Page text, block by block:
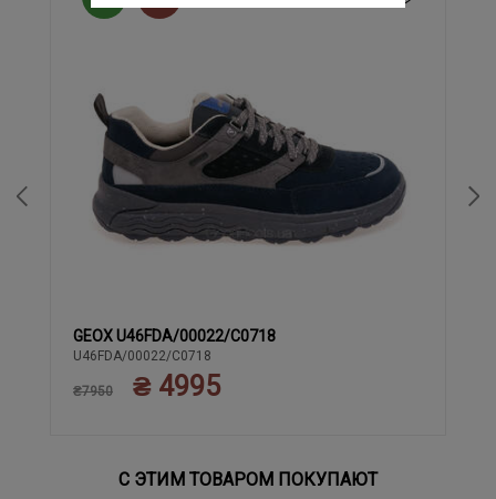
41 42 43 44
GEOX U46FDA/00022/C0718
U46FDA/00022/C0718
₴7950 ₴ 4995
С ЭТИМ ТОВАРОМ ПОКУПАЮТ